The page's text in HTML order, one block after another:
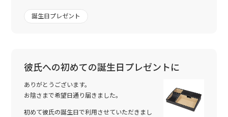
誕生日プレゼント
彼氏への初めての誕生日プレゼントに
ありがとうございます。
お陰さまで希望日通り届きました。
初めて彼氏の誕生日で利用させていただきまし